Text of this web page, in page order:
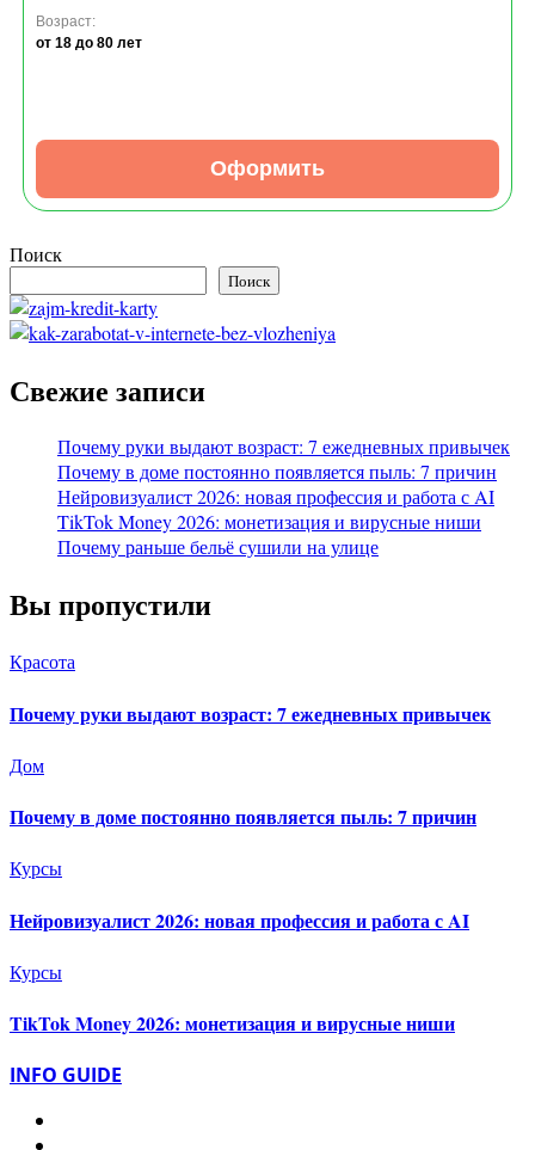
Возраст:
от 18 до 80 лет
Оформить
Поиск
Поиск
Свежие записи
Почему руки выдают возраст: 7 ежедневных привычек
Почему в доме постоянно появляется пыль: 7 причин
Нейровизуалист 2026: новая профессия и работа с AI
TikTok Money 2026: монетизация и вирусные ниши
Почему раньше бельё сушили на улице
Вы пропустили
Красота
Почему руки выдают возраст: 7 ежедневных привычек
Дом
Почему в доме постоянно появляется пыль: 7 причин
Курсы
Нейровизуалист 2026: новая профессия и работа с AI
Курсы
TikTok Money 2026: монетизация и вирусные ниши
INFO GUIDE